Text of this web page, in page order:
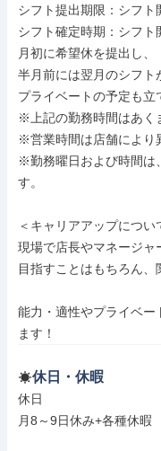
シフト提出期限：シフト
シフト確定時期：シフト
月初に希望休を提出し、
半月前には翌月のシフト
プライベートの予定も立
※上記の勤務時間はあく
※営業時間は店舗により
※勤務曜日および時間は
す。
＜キャリアアップについ
現場で店長やマネージャ
目指すことはもちろん、
能力・適性やプライベー
ます！
休日・休暇
休日
月8～9日休み+各種休暇